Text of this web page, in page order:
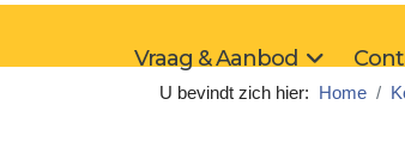
Vraag & Aanbod
U bevindt zich hier: Home